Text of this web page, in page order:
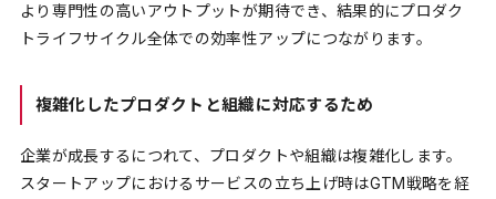
より専門性の高いアウトプットが期待でき、結果的にプロダク
トライフサイクル全体での効率性アップにつながります。
複雑化したプロダクトと組織に対応するため
企業が成長するにつれて、プロダクトや組織は複雑化します。
スタートアップにおけるサービスの立ち上げ時はGTM戦略を経